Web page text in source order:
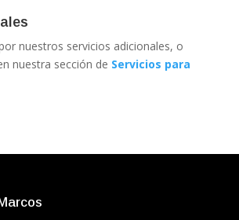
nuestros servicios adicionales, o
nuestra sección de Servicios para